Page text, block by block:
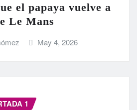
el papaya vuelve a
Le Mans
May 4, 2026
1